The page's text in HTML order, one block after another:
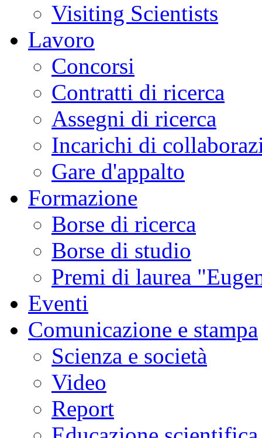
Visiting Scientists
Lavoro
Concorsi
Contratti di ricerca
Assegni di ricerca
Incarichi di
Gare d'appalto
Formazione
Borse di ricerca
Borse di studio
Premi di laurea
Eventi
Comunicazione e stampa
Scienza e società
Video
Report